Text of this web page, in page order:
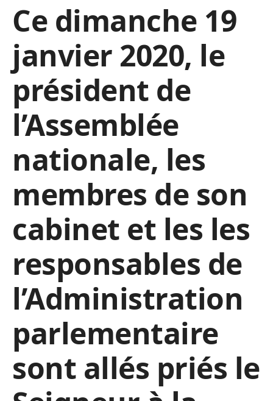
Ce dimanche 19
janvier 2020, le
président de
l’Assemblée
nationale, les
membres de son
cabinet et les les
responsables de
l’Administration
parlementaire
sont allés priés le